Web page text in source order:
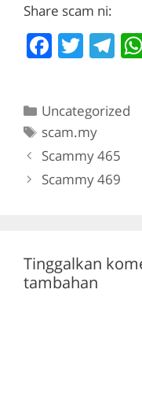
deskripsi Sumber
Share scam ni:
F
a
e
b
o
o
T
w
er
T
el
gr
a
m
Categories
Uncategorized
Tags
scam.my
Scammy 465
Scammy 469
Tinggalkan
tambahan